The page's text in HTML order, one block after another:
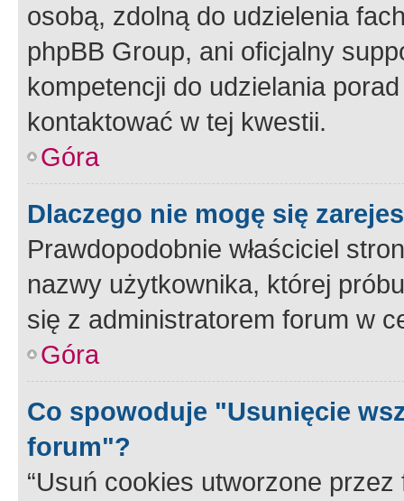
osobą, zdolną do udzielenia
phpBB Group, ani oficjalny
kompetencji do udzielania
kontaktować w tej kwestii.
Góra
Dlaczego nie mogę się
Prawdopodobnie właściciel
nazwy użytkownika, której
się z administratorem forum w
Góra
Co spowoduje "Usunięcie
forum"?
“Usuń cookies utworzone